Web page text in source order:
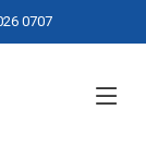
0707